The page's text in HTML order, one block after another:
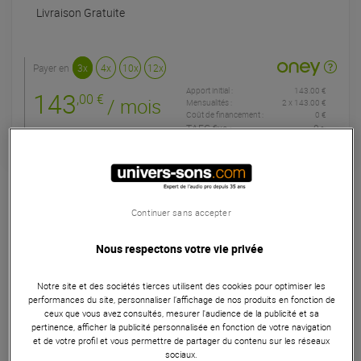
Livraison Gratuite
Payer en 3x 4x 10x 12x
143,00 € / mois
Apport initial :
143.00 €
Mensualités :
2 x 143.00 €
Coût de financement :
0 €
TAEG fixe : 0%
Garantie3 ans
La Mackie Thump215XT est une enceinte de sonorisation
dispose d'un haut-parleur de 15", d'un tweeter de 1", et d'un
amplificateur Class D de 700 W RMS / 1400 W Peak.
Offrant une pression SPL Max de 129 dB et une réponse en
fréquences de 40 Hz à 23 kHz, elle assure une qualité
Nous respectons votre vie privée
Notre site et des sociétés tierces utilisent des cookies pour optimiser les
performances du site, personnaliser l’affichage de nos produits en fonction de
ceux que vous avez consultés, mesurer l'audience de la publicité et sa
pertinence, afficher la publicité personnalisée en fonction de votre navigation
et de votre profil et vous permettre de partager du contenu sur les réseaux
sociaux.
Continuer sans accepter